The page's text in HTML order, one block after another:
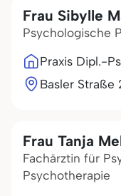
Frau Sibylle
Psychologische
Praxis Dipl.-
Basler Straße
Frau Tanja
Fachärztin für
Psychotherapie